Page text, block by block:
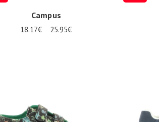
Campus
18.17€ 25.95€